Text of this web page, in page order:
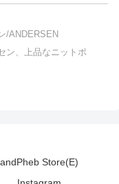
/ANDERSEN
ン、上品なニットポ
andPheb Store(E)